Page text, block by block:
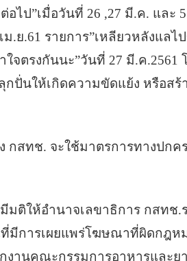
ไป”เมื่อวันที่ 26 ,27 มี.ค. และ
.ย.61 รายการ”เหลียวหลังแลไ
ใจตรงกันนะ”วันที่ 27 มี.ค
ปั่นให้เกิดความขัดแย้ง หรือสร้
กสทช. จะใช้มาตรการทางปก
ติให้อำนาจเลขาธิการ กสทช.
มีการเผยแพร่โฆษณาที่ผิดกฎห
งานคณะกรรมการอาหารและย